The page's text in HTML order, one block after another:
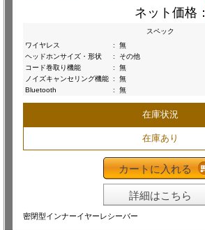
ネット価格：
スペック
ワイヤレス
:
無
ヘッドホンサイズ・形状
:
その他
コード巻取り機能
:
無
ノイズキャンセリング機能 :
無
Bluetooth
: 無
在庫状況
在庫あり
カートに入れる
詳細はこちら
密閉型インナーイヤーレシーバー